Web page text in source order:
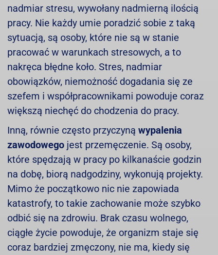
nadmiar stresu, wywołany nadmierną ilością
pracy. Nie każdy umie poradzić sobie z taką
sytuacją, są osoby, które nie są w stanie
pracować w warunkach stresowych, a to
nakręca błędne koło. Stres, nadmiar
obowiązków, niemożność dogadania się ze
szefem i współpracownikami powoduje coraz
większą niechęć do chodzenia do pracy.
Inną, równie często przyczyną wypalenia
zawodowego jest przemęczenie. Są osoby,
które spędzają w pracy po kilkanaście godzin
na dobę, biorą nadgodziny, wykonują projekty.
Mimo że początkowo nic nie zapowiada
katastrofy, to takie zachowanie może szybko
odbić się na zdrowiu. Brak czasu wolnego,
ciągłe życie powoduje, że organizm staje się
coraz bardziej zmęczony, nie ma, kiedy się